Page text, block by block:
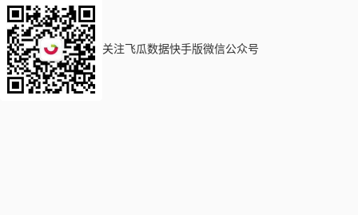
关注飞瓜数据快手版微信公众号